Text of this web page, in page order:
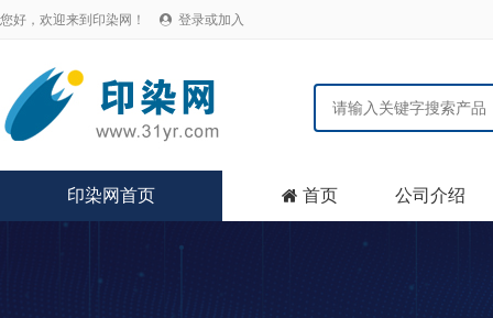
您好，欢迎来到印染网！  登录或加入
印染网首页  首页 公司介绍